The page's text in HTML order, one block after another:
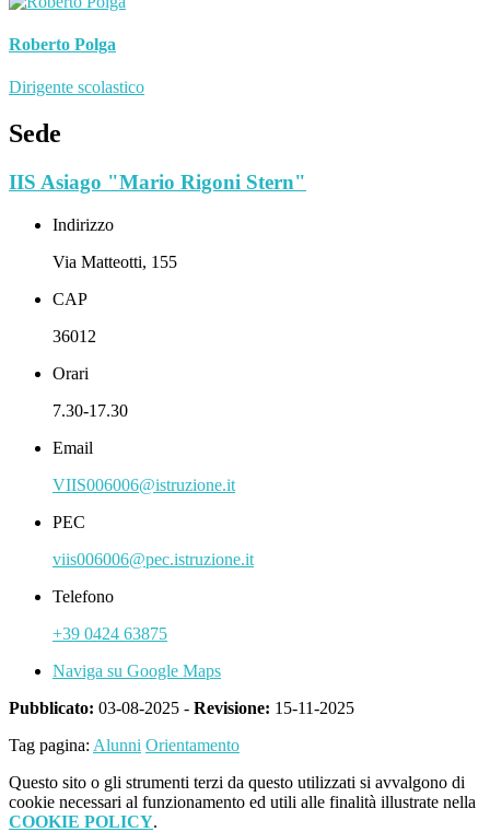
Roberto Polga
Dirigente scolastico
Sede
IIS Asiago "Mario Rigoni Stern"
Indirizzo
Via Matteotti, 155
CAP
36012
Orari
7.30-17.30
Email
VIIS006006@istruzione.it
PEC
viis006006@pec.istruzione.it
Telefono
+39 0424 63875
Naviga su Google Maps
Pubblicato: 03-08-2025 - Revisione: 15-11-2025
Tag pagina: Alunni Orientamento
Questo sito o gli strumenti terzi da questo utilizzati si avvalgono di
cookie necessari al funzionamento ed utili alle finalità illustrate nella
COOKIE POLICY.